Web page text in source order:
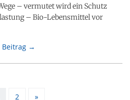
– vermutet wird ein Schutz
– Bio-Lebensmittel vor
Beitrag →
2 »